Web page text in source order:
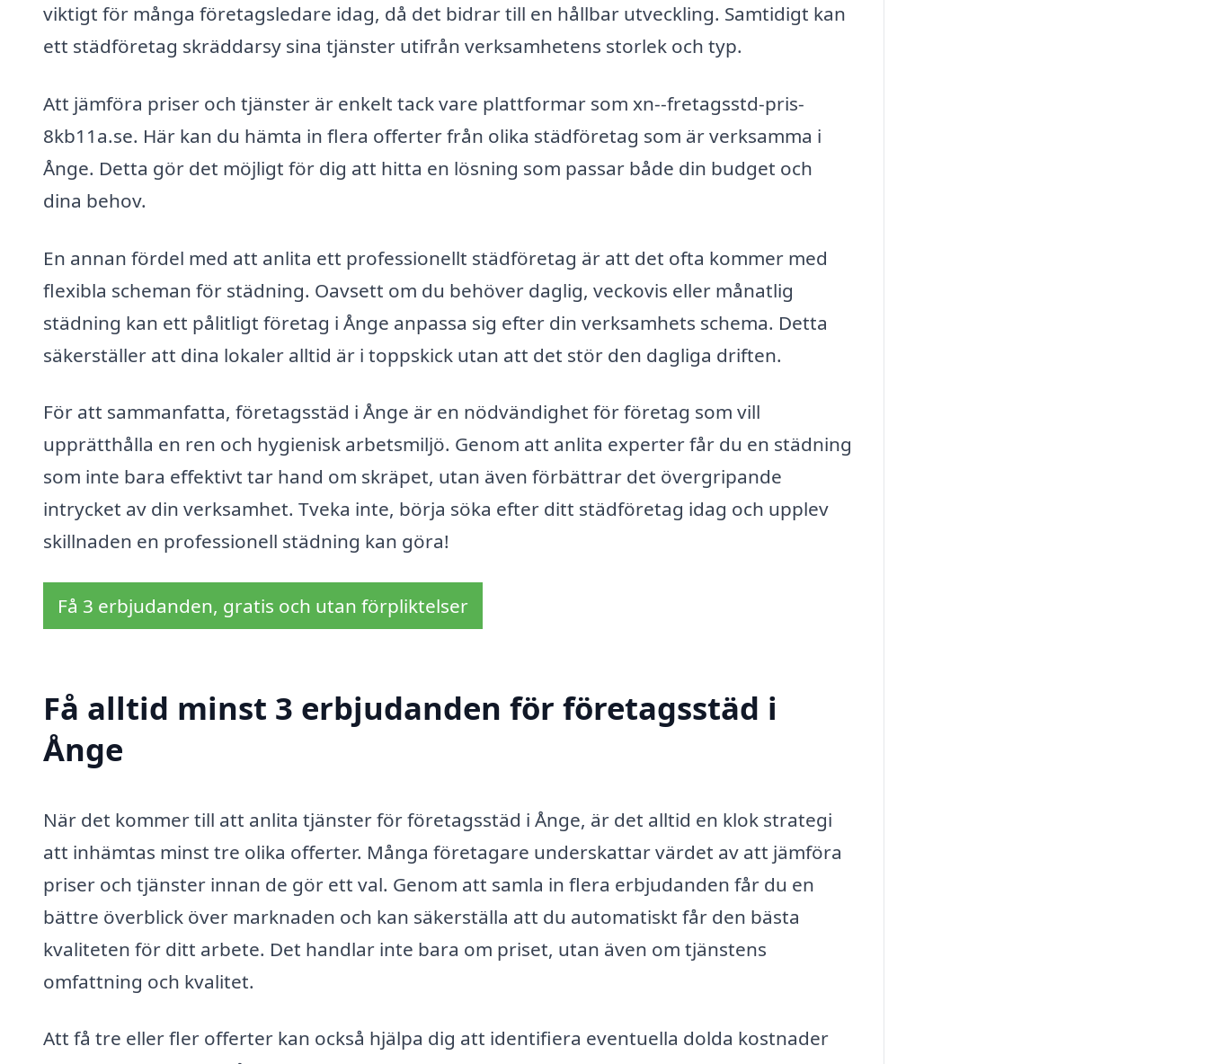
viktigt för många företagsledare idag, då det bidrar till en hållbar utveckling. Samtidigt kan
ett städföretag skräddarsy sina tjänster utifrån verksamhetens storlek och typ.
Att jämföra priser och tjänster är enkelt tack vare plattformar som xn--fretagsstd-pris-
8kb11a.se. Här kan du hämta in flera offerter från olika städföretag som är verksamma i
Ånge. Detta gör det möjligt för dig att hitta en lösning som passar både din budget och
dina behov.
En annan fördel med att anlita ett professionellt städföretag är att det ofta kommer med
flexibla scheman för städning. Oavsett om du behöver daglig, veckovis eller månatlig
städning kan ett pålitligt företag i Ånge anpassa sig efter din verksamhets schema. Detta
säkerställer att dina lokaler alltid är i toppskick utan att det stör den dagliga driften.
För att sammanfatta, företagsstäd i Ånge är en nödvändighet för företag som vill
upprätthålla en ren och hygienisk arbetsmiljö. Genom att anlita experter får du en städning
som inte bara effektivt tar hand om skräpet, utan även förbättrar det övergripande
intrycket av din verksamhet. Tveka inte, börja söka efter ditt städföretag idag och upplev
skillnaden en professionell städning kan göra!
Få 3 erbjudanden, gratis och utan förpliktelser
Få alltid minst 3 erbjudanden för företagsstäd i
Ånge
När det kommer till att anlita tjänster för företagsstäd i Ånge, är det alltid en klok strategi
att inhämtas minst tre olika offerter. Många företagare underskattar värdet av att jämföra
priser och tjänster innan de gör ett val. Genom att samla in flera erbjudanden får du en
bättre överblick över marknaden och kan säkerställa att du automatiskt får den bästa
kvaliteten för ditt arbete. Det handlar inte bara om priset, utan även om tjänstens
omfattning och kvalitet.
Att få tre eller fler offerter kan också hjälpa dig att identifiera eventuella dolda kostnader